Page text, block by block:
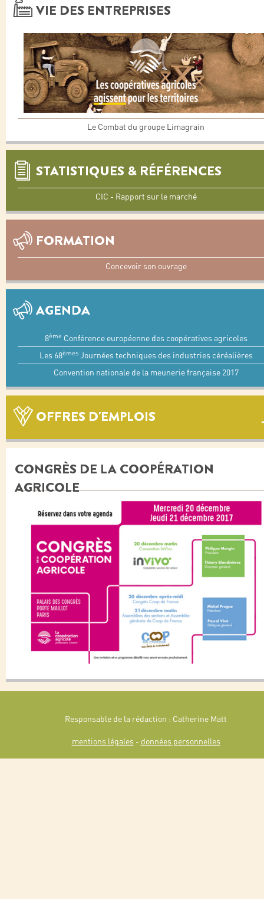
VIE DES ENTREPRISES
Le Combat du groupe Limagrain
STATISTIQUES & RÉFÉRENCES
CIC - Rapport sur le marché
FORMATION
Concevoir son ouvrage
AGENDA
8ème Conférence européenne des coopératives agricoles
Les 68èmesJournées techniques des industries céréalières
Convention nationale de la meunerie française 2017
OFFRES D'EMPLOIS
CONGRÈS DE LA COOPÉRATION
AGRICOLE
Responsable de la rédaction : Catherine Matt
mentions légales - données personnelles